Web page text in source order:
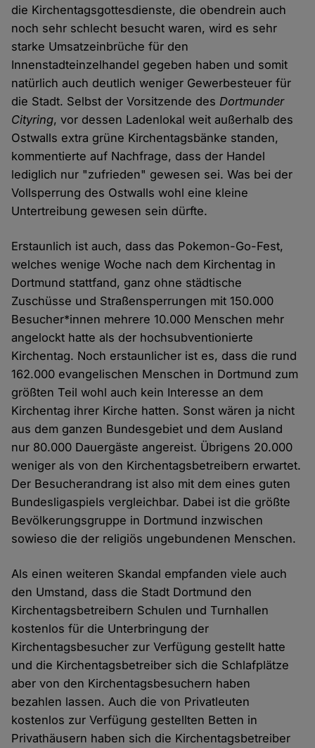
die Kirchentagsgottesdienste, die obendrein auch
noch sehr schlecht besucht waren, wird es sehr
starke Umsatzeinbrüche für den
Innenstadteinzelhandel gegeben haben und somit
natürlich auch deutlich weniger Gewerbesteuer für
die Stadt. Selbst der Vorsitzende desDortmunder
Cityring, vor dessen Ladenlokal weit außerhalb des
Ostwalls extra grüne Kirchentagsbänke standen,
kommentierte auf Nachfrage, dass der Handel
lediglich nur "zufrieden" gewesen sei. Was bei der
Vollsperrung des Ostwalls wohl eine kleine
Untertreibung gewesen sein dürfte.
Erstaunlich ist auch, dass das Pokemon-Go-Fest,
welches wenige Woche nach dem Kirchentag in
Dortmund stattfand, ganz ohne städtische
Zuschüsse und Straßensperrungen mit 150.000
Besucher*innen mehrere 10.000 Menschen mehr
angelockt hatte als der hochsubventionierte
Kirchentag. Noch erstaunlicher ist es, dass die rund
162.000 evangelischen Menschen in Dortmund zum
größten Teil wohl auch kein Interesse an dem
Kirchentag ihrer Kirche hatten. Sonst wären ja nicht
aus dem ganzen Bundesgebiet und dem Ausland
nur 80.000 Dauergäste angereist. Übrigens 20.000
weniger als von den Kirchentagsbetreibern erwartet.
Der Besucherandrang ist also mit dem eines guten
Bundesligaspiels vergleichbar. Dabei ist die größte
Bevölkerungsgruppe in Dortmund inzwischen
sowieso die der religiös ungebundenen Menschen.
Als einen weiteren Skandal empfanden viele auch
den Umstand, dass die Stadt Dortmund den
Kirchentagsbetreibern Schulen und Turnhallen
kostenlos für die Unterbringung der
Kirchentagsbesucher zur Verfügung gestellt hatte
und die Kirchentagsbetreiber sich die Schlafplätze
aber von den Kirchentagsbesuchern haben
bezahlen lassen. Auch die von Privatleuten
kostenlos zur Verfügung gestellten Betten in
Privathäusern haben sich die Kirchentagsbetreiber